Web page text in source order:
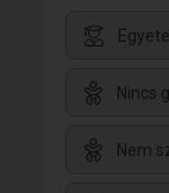
Nincs
Nem